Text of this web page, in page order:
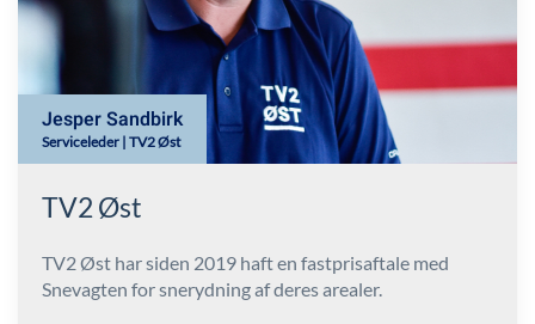
Jesper Sandbirk
Serviceleder | TV2 Øst
TV2 Øst
TV2 Øst har siden 2019 haft en fastprisaftale med
Snevagten for snerydning af deres arealer.